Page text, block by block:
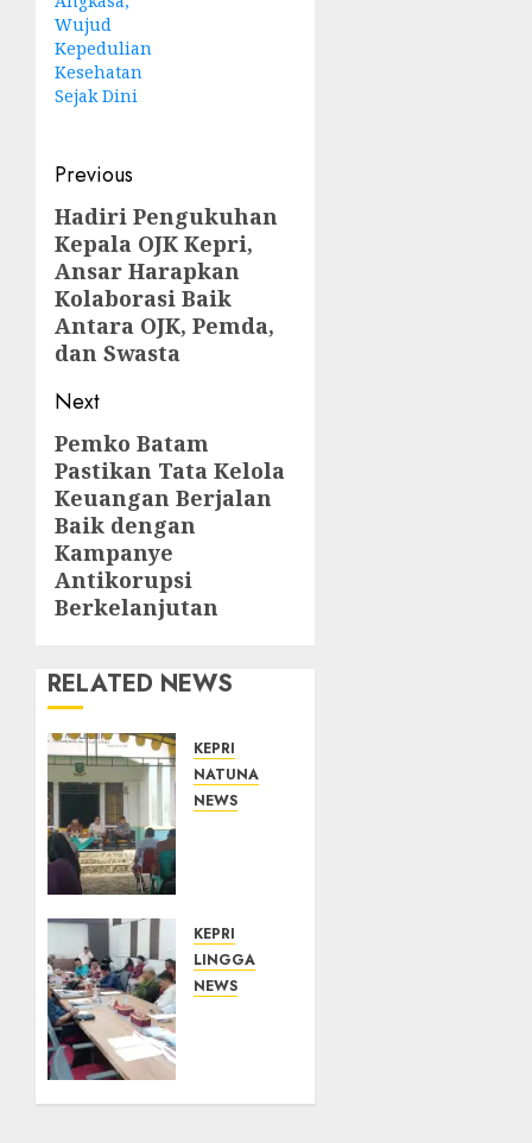
Wujud
Kepedulian
Kesehatan
Sejak Dini
Post
navigation
Previous
Previous
post:
Hadiri Pengukuhan
Kepala OJK Kepri,
Ansar Harapkan
Kolaborasi Baik
Antara OJK, Pemda,
dan Swasta
Next
Next
post:
Pemko Batam
Pastikan Tata Kelola
Keuangan Berjalan
Baik dengan
Kampanye
Antikorupsi
Berkelanjutan
RELATED NEWS
KEPRI
NATUNA
NEWS
Natuna:
Warga
Dorong
KEPRI
LINGGA
NEWS